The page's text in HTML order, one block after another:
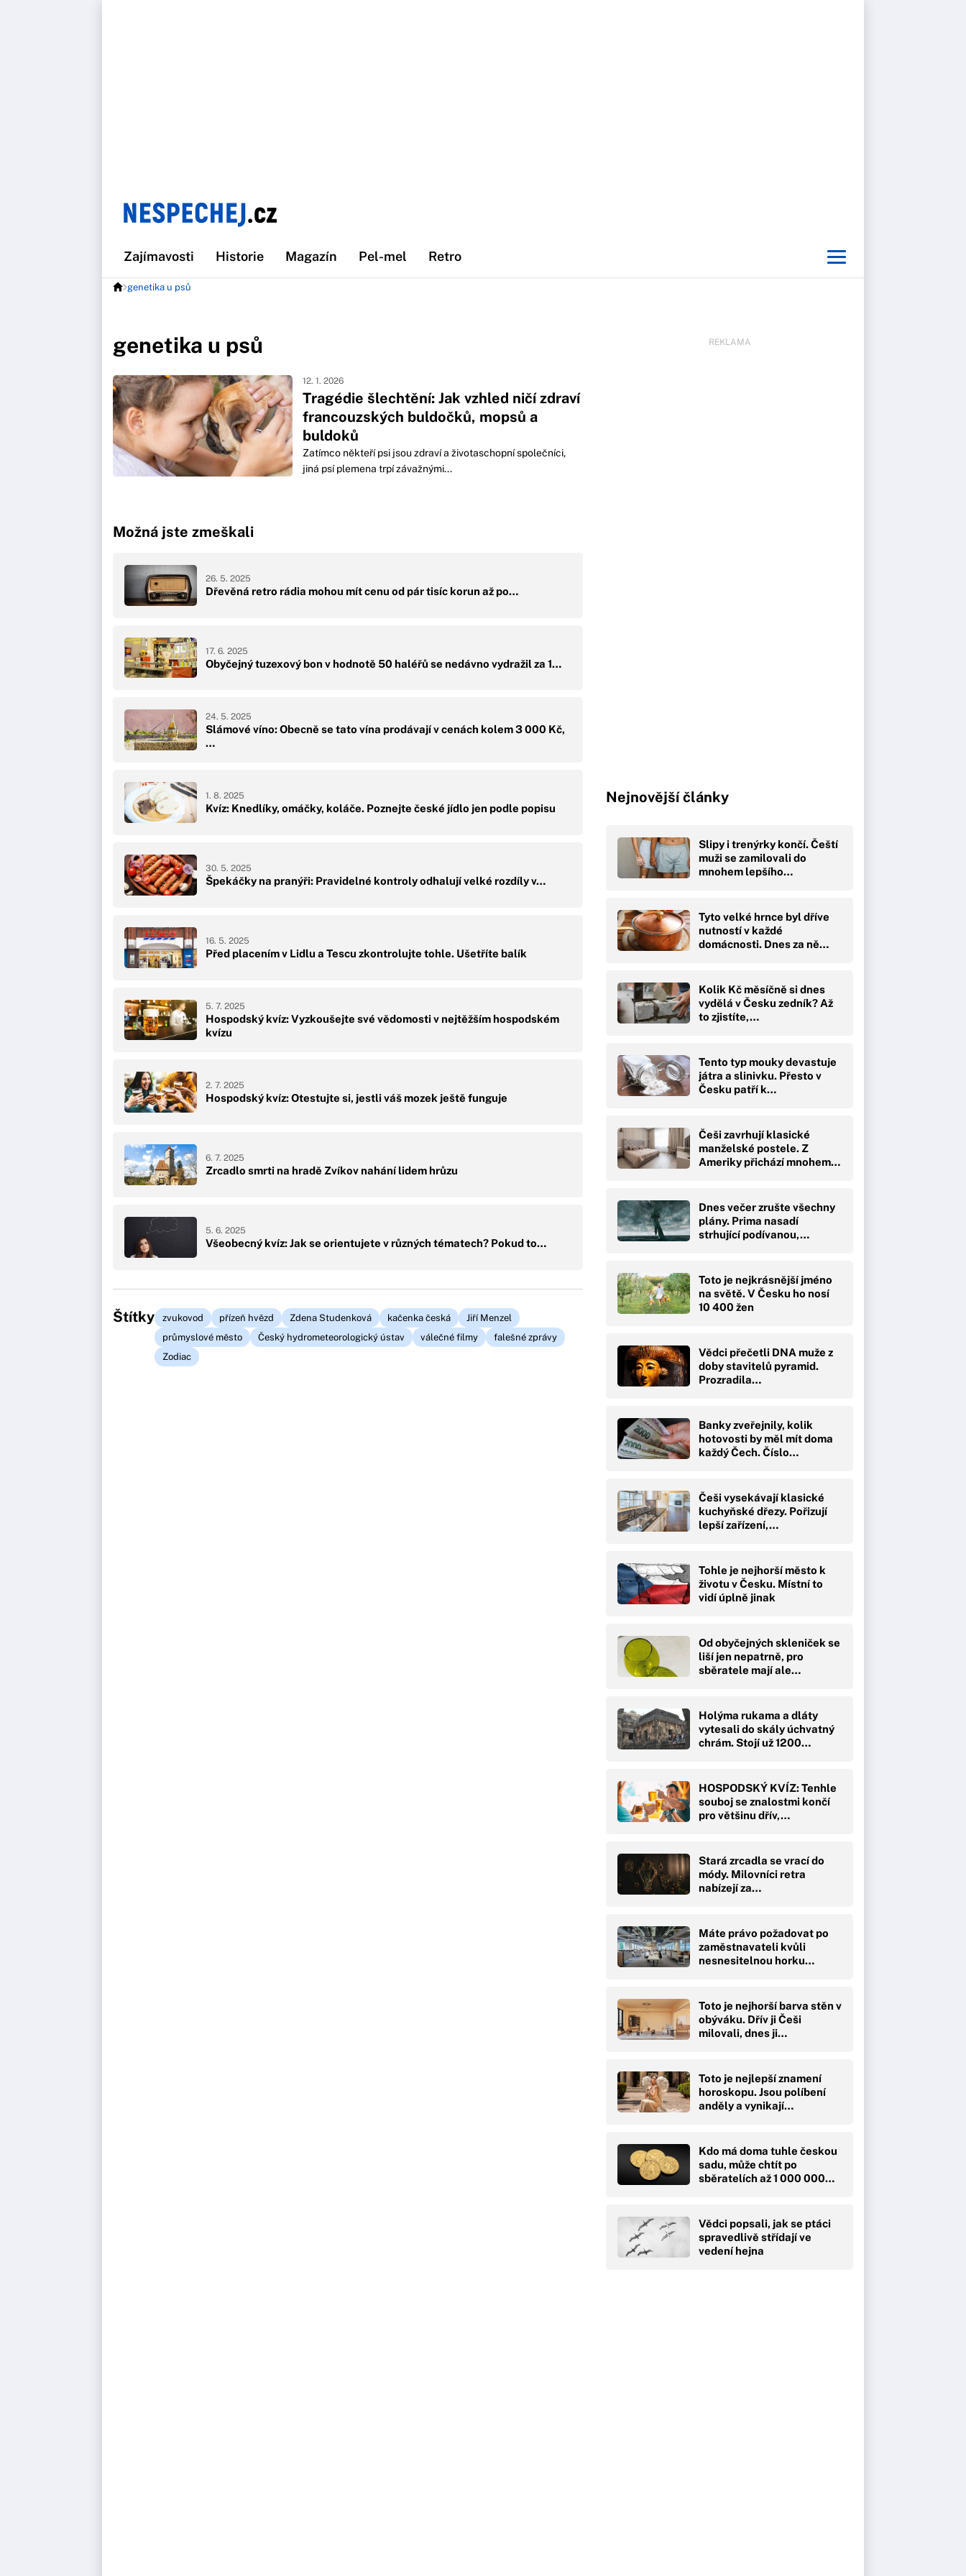
Zajímavosti Historie Magazín Pel-mel Retro
genetika u psů
genetika u psů
Tragédie šlechtění: Jak vzhled ničí zdraví
francouzských buldočků, mopsů a
buldoků
12. 1. 2026
Zatímco někteří psi jsou zdraví a životaschopní společníci,
jiná psí plemena trpí závažnými...
Možná jste zmeškali
Dřevěná retro rádia mohou mít cenu od pár tisíc korun až po…
26. 5. 2025
Obyčejný tuzexový bon v hodnotě 50 haléřů se nedávno vydražil za 1…
17. 6. 2025
Slámové víno: Obecně se tato vína prodávají v cenách kolem 3 000 Kč,
…
24. 5. 2025
Kvíz: Knedlíky, omáčky, koláče. Poznejte české jídlo jen podle popisu
1. 8. 2025
Špekáčky na pranýři: Pravidelné kontroly odhalují velké rozdíly v…
30. 5. 2025
Před placením v Lidlu a Tescu zkontrolujte tohle. Ušetříte balík
16. 5. 2025
Hospodský kvíz: Vyzkoušejte své vědomosti v nejtěžším hospodském
kvízu
5. 7. 2025
Hospodský kvíz: Otestujte si, jestli váš mozek ještě funguje
2. 7. 2025
Zrcadlo smrti na hradě Zvíkov nahání lidem hrůzu
6. 7. 2025
Všeobecný kvíz: Jak se orientujete v různých tématech? Pokud to…
5. 6. 2025
Štítky zvukovod přízeň hvězd Zdena Studenková kačenka česká
Jiří Menzel
průmyslové město
Český hydrometeorologický ústav válečné filmy
falešné zprávy
Zodiac
REKLAMA
Nejnovější články
Slipy i trenýrky končí. Čeští
muži se zamilovali do
mnohem lepšího…
Tyto velké hrnce byl dříve
nutností v každé
domácnosti. Dnes za ně…
Kolik Kč měsíčně si dnes
vydělá v Česku zedník? Až
to zjistíte,…
Tento typ mouky devastuje
játra a slinivku. Přesto v
Česku patří k…
Češi zavrhují klasické
manželské postele. Z
Ameriky přichází mnohem…
Dnes večer zrušte všechny
plány. Prima nasadí
strhující podívanou,…
Toto je nejkrásnější jméno
na světě. V Česku ho nosí
10 400 žen
Vědci přečetli DNA muže z
doby stavitelů pyramid.
Prozradila…
Banky zveřejnily, kolik
hotovosti by měl mít doma
každý Čech. Číslo…
Češi vysekávají klasické
kuchyňské dřezy. Pořizují
lepší zařízení,…
Tohle je nejhorší město k
životu v Česku. Místní to
vidí úplně jinak
Od obyčejných skleniček se
liší jen nepatrně, pro
sběratele mají ale…
Holýma rukama a dláty
vytesali do skály úchvatný
chrám. Stojí už 1200…
HOSPODSKÝ KVÍZ: Tenhle
souboj se znalostmi končí
pro většinu dřív,…
Stará zrcadla se vrací do
módy. Milovníci retra
nabízejí za…
Máte právo požadovat po
zaměstnavateli kvůli
nesnesitelnou horku…
Toto je nejhorší barva stěn v
obýváku. Dřív ji Češi
milovali, dnes ji…
Toto je nejlepší znamení
horoskopu. Jsou políbení
anděly a vynikají…
Kdo má doma tuhle českou
sadu, může chtít po
sběratelích až 1 000 000…
Vědci popsali, jak se ptáci
spravedlivě střídají ve
vedení hejna